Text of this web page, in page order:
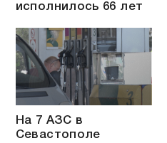
исполнилось 66 лет
На 7 АЗС в
Севастополе